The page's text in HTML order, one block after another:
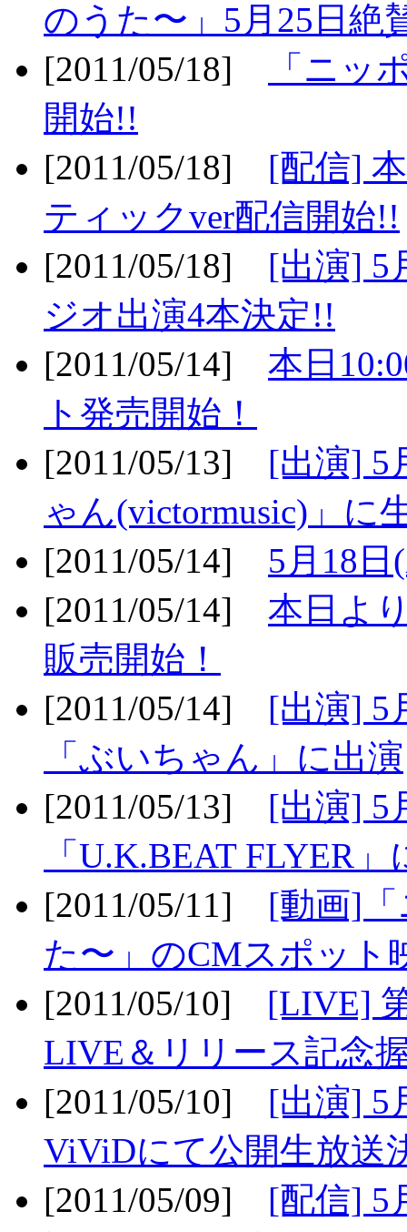
のうた〜」5月25日絶
[2011/05/18]
「ニッ
開始!!
[2011/05/18] [配信]
ティックver配信開始!!
[2011/05/18] [出演] 5
ジオ出演4本決定!!
[2011/05/14] 本日
ト発売開始！
[2011/05/13] [出演] 5
ゃん(victormusic)」に
[2011/05/14] 5月18
[2011/05/14] 本日よ
販売開始！
[2011/05/14] [出演] 5
「ぶいちゃん」に出演
[2011/05/13] [出演] 5
「U.K.BEAT FLYER
[2011/05/11] [動画]
た〜」のCMスポット
[2011/05/10] [LIVE]
LIVE＆リリース記念
[2011/05/10] [出演] 5
ViViDにて公開生放送
[2011/05/09] [配信] 5